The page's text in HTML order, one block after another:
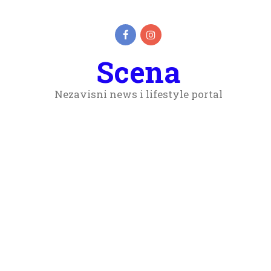
Scena
Nezavisni news i lifestyle portal